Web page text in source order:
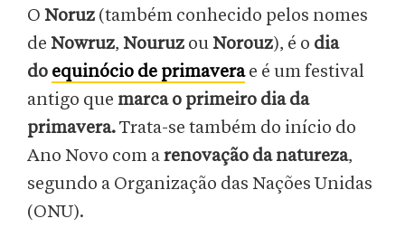
O Noruz (também conhecido pelos nomes
de Nowruz, Nouruz ou Norouz), é o dia
do equinócio de primaverae é um festival
antigo que marca o primeiro dia da
primavera.Trata-se também do início do
Ano Novo com arenovação da natureza,
segundo a Organização das Nações Unidas
(ONU).